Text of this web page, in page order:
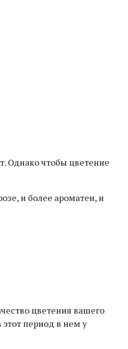
Однако чтобы цветение
и более ароматен, и
цветения вашего
этот период в нем у